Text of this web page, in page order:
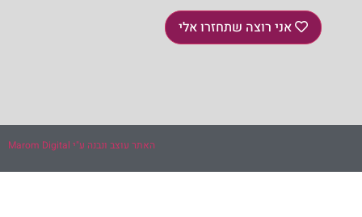
אני רוצה שתחזרו אלי
האתר עוצב ונבנה ע"י Marom Digital